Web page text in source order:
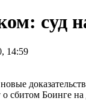
суд
14:59
сбитом Боинге на